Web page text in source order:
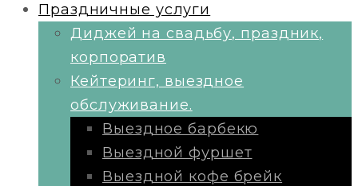
Праздничные услуги
Диджей на свадьбу, праздник,
корпоратив
Кейтеринг, выездное
обслуживание.
Выездное барбекю
Выездной фуршет
Выездной кофе брейк